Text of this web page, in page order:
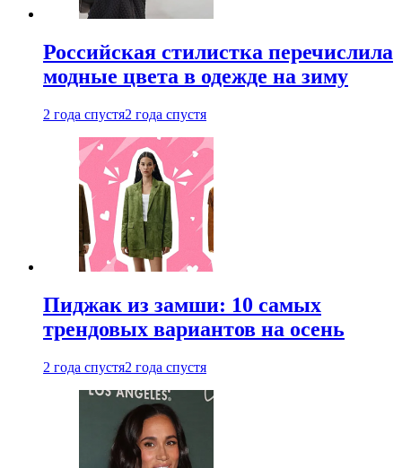
Российская стилистка перечислила
модные цвета в одежде на зиму
2 года спустя2 года спустя
Пиджак из замши: 10 самых
трендовых вариантов на осень
2 года спустя2 года спустя